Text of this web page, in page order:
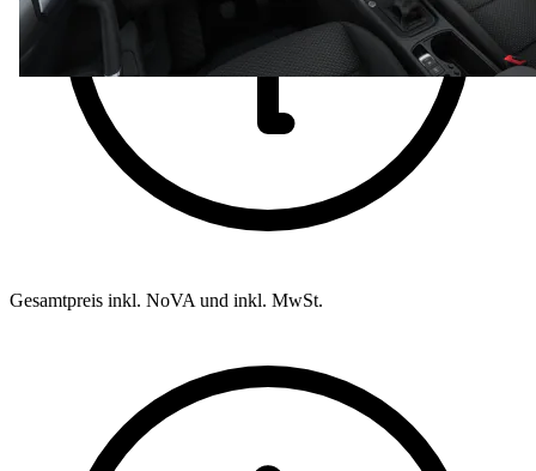
Gesamtpreis inkl. NoVA und inkl. MwSt.